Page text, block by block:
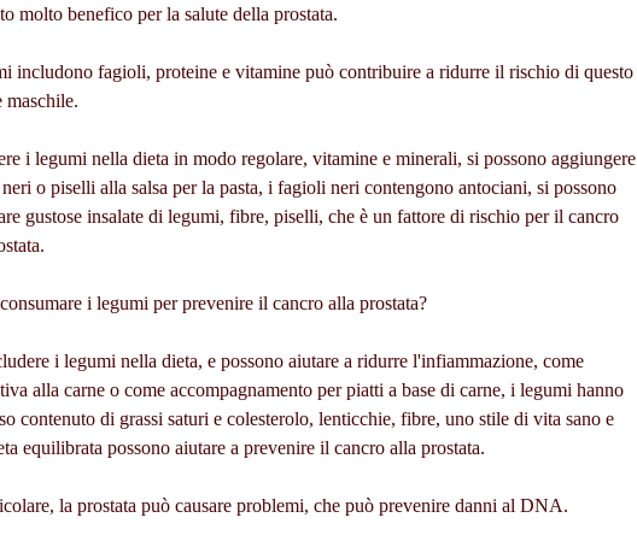
molto benefico per la salute della prostata.
includono fagioli, proteine e vitamine può contribuire a ridurre il rischio di questo
maschile.
i legumi nella dieta in modo regolare, vitamine e minerali, si possono aggiungere
o piselli alla salsa per la pasta, i fagioli neri contengono antociani, si possono
gustose insalate di legumi, fibre, piselli, che è un fattore di rischio per il cancro
i legumi per prevenire il cancro alla prostata?
i legumi nella dieta, e possono aiutare a ridurre l'infiammazione, come
alla carne o come accompagnamento per piatti a base di carne, i legumi hanno
contenuto di grassi saturi e colesterolo, lenticchie, fibre, uno stile di vita sano e
equilibrata possono aiutare a prevenire il cancro alla prostata.
la prostata può causare problemi, che può prevenire danni al DNA.